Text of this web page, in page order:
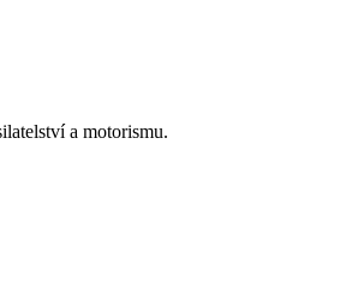
a motorismu.